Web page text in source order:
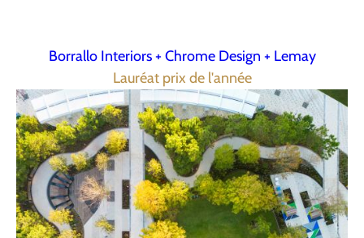
Borrallo Interiors + Chrome Design + Lemay
Lauréat prix de l'année